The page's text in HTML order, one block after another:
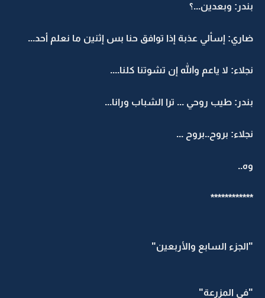
بندر: وبعدين...؟
ضاري: إسألي عذبة إذا توافق حنا بس إثنين ما نعلم أحد...
نجلاء: لا ياعم والله إن تشوتنا كلنا....
بندر: طيب روحي ... ترا الشباب ورانا...
نجلاء: بروح..بروح ...
وه..
************
"الجزء السابع والأربعين"
"في المزرعة"